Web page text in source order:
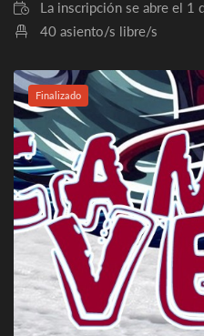
La inscripción se abre el 1
40 asiento/s libre/s
Finalizado